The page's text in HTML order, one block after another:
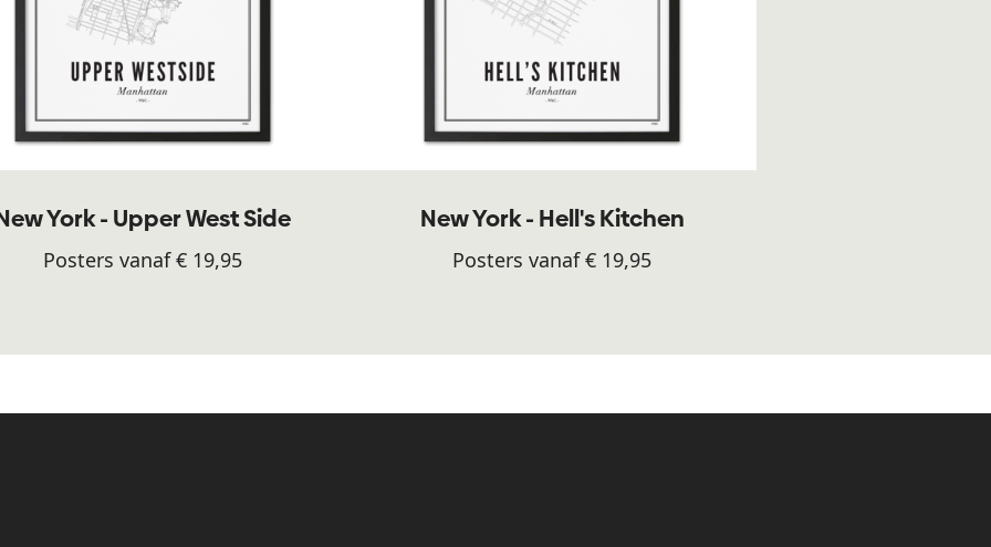
York - Upper West Side
Posters vanaf € 19,95
New York - Hell's Kitchen
Posters vanaf € 19,95